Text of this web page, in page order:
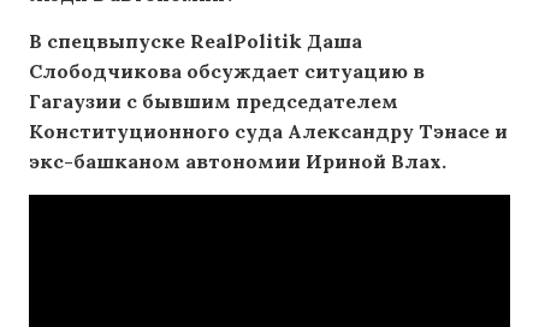
В спецвыпуске RealPolitik Даша
Слободчикова обсуждает ситуацию в
Гагаузии с бывшим председателем
Конституционного суда Александру Тэнасе и
экс-башканом автономии Ириной Влах.